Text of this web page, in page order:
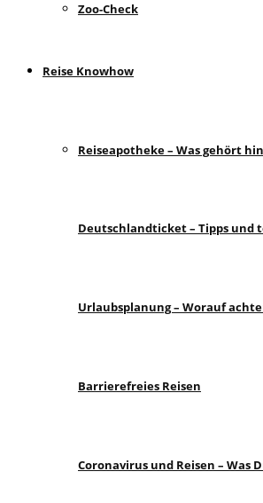
Zoo-Check
Reise Knowhow
Reiseapotheke – Was gehört
Deutschlandticket – Tipps und
Urlaubsplanung – Worauf
Barrierefreies Reisen
Coronavirus und Reisen – Was